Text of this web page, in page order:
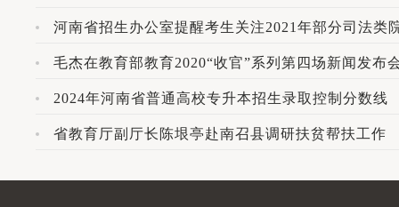
河南省招生办公室提醒考生关注2021年部分司法类
毛杰在教育部教育2020“收官”系列第四场新闻发布
2024年河南省普通高校专升本招生录取控制分数线
省教育厅副厅长陈垠亭赴南召县调研扶贫帮扶工作